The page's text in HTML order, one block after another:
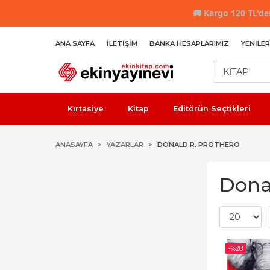
🚚 Kargo 120
ANA SAYFA İLETIŞIM BANKA HESAPLARIMIZ YENILER
Kırtasiye Kitap Editörün Seçtikleri
ANASAYFA YAZARLAR DONALD R. PROTHERO
-%28